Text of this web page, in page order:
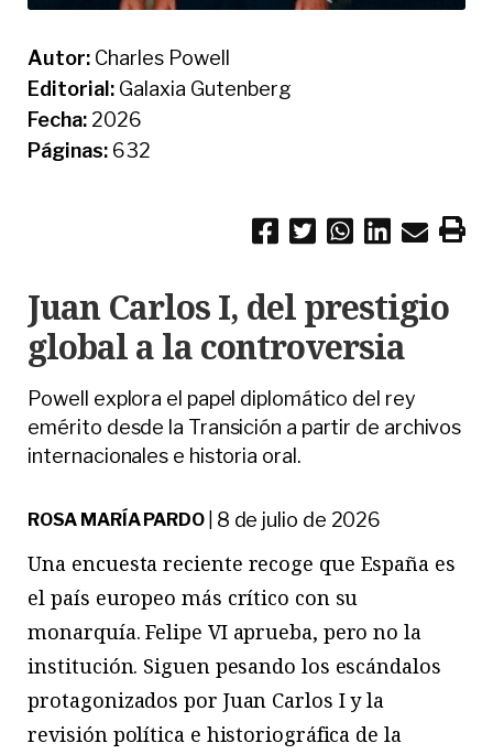
Autor: Charles Powell
Editorial: Galaxia Gutenberg
Fecha: 2026
Páginas: 632
Juan Carlos I, del prestigio
global a la controversia
Powell explora el papel diplomático del rey
emérito desde la Transición a partir de archivos
internacionales e historia oral.
ROSA MARÍA PARDO 8 de julio de 2026
Una encuesta reciente recoge que España es
el país europeo más crítico con su
monarquía. Felipe VI aprueba, pero no la
institución. Siguen pesando los escándalos
protagonizados por Juan Carlos I y la
revisión política e historiográfica de la